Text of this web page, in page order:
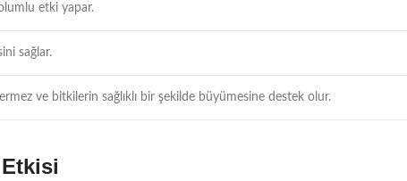
etki yapar.
sağlar.
ve bitkilerin sağlıklı bir şekilde büyümesine destek olur.